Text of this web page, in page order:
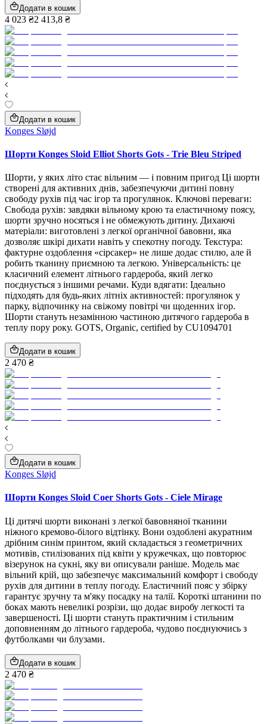
Додати в кошик
4 023 ₴2 413,8 ₴
Додати в кошик
Konges Sløjd
Шорти Konges Sloid Elliot Shorts Gots - Trie Bleu Striped
Шорти, у яких літо стає вільним — і повним пригод Ці шорти
створені для активних днів, забезпечуючи дитині повну
свободу рухів під час ігор та прогулянок. Ключові переваги:
Свобода рухів: завдяки вільному крою та еластичному поясу,
шорти зручно носяться і не обмежують дитину. Дихаючі
матеріали: виготовлені з легкої органічної бавовни, яка
дозволяє шкірі дихати навіть у спекотну погоду. Текстура:
фактурне оздоблення «сірсакер» не лише додає стилю, але й
робить тканину приємною та легкою. Універсальність: це
класичний елемент літнього гардероба, який легко
поєднується з іншими речами. Куди вдягати: Ідеально
підходять для будь-яких літніх активностей: прогулянок у
парку, відпочинку на свіжому повітрі чи щоденних ігор.
Шорти стануть незамінною частиною дитячого гардероба в
теплу пору року. GOTS, Organic, certified by CU1094701
Додати в кошик
2 470 ₴
Додати в кошик
Konges Sløjd
Шорти Konges Sloid Coer Shorts Gots - Ciele Mirage
Ці дитячі шорти виконані з легкої бавовняної тканини
ніжного кремово-білого відтінку. Вони оздоблені акуратним
дрібним синім принтом, який складається з геометричних
мотивів, стилізованих під квіти у кружечках, що повторює
візерунок на сукні, яку ви описували раніше. Модель має
вільний крій, що забезпечує максимальний комфорт і свободу
рухів для дитини в теплу погоду. Еластичний пояс у збірку
гарантує зручну та м'яку посадку на талії. Короткі штанини по
боках мають невеликі розрізи, що додає виробу легкості та
завершеності. Ці шорти стануть практичним і стильним
доповненням до літнього гардероба, чудово поєднуючись з
футболками чи блузами.
Додати в кошик
2 470 ₴